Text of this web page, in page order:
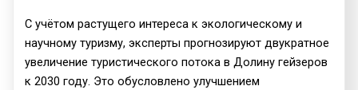
С учётом растущего интереса к экологическому и
научному туризму, эксперты прогнозируют двукратное
увеличение туристического потока в Долину гейзеров
к 2030 году. Это обусловлено улучшением